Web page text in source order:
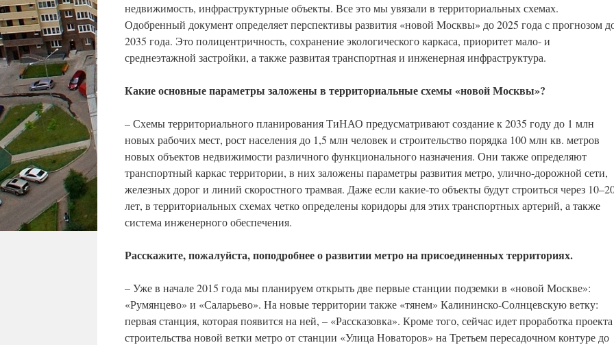
недвижимость, инфраструктурные объекты. Все это мы увязали в территориальных схемах.
Одобренный документ определяет перспективы развития «новой Москвы» до 2025 года с прогнозом
2035 года. Это полицентричность, сохранение экологического каркаса, приоритет мало- и
среднеэтажной застройки, а также развитая транспортная и инженерная инфраструктура.
Какие основные параметры заложены в территориальные схемы «новой Москвы»?
– Схемы территориального планирования ТиНАО предусматривают создание к 2035 году до 1 млн
новых рабочих мест, рост населения до 1,5 млн человек и строительство порядка 100 млн кв. метров
новых объектов недвижимости различного функционального назначения. Они также определяют
транспортный каркас территории, в них заложены параметры развития метро, улично-дорожной сети,
железных дорог и линий скоростного трамвая. Даже если какие-то объекты будут строиться через
лет, в территориальных схемах четко определены коридоры для этих транспортных артерий, а также
система инженерного обеспечения.
Расскажите, пожалуйста, поподробнее о развитии метро на присоединенных территориях.
– Уже в начале 2015 года мы планируем открыть две первые станции подземки в «новой Москве»:
«Румянцево» и «Саларьево». На новые территории также «тянем» Калининско-Солнцевскую ветку:
первая станция, которая появится на ней, – «Рассказовка». Кроме того, сейчас идет проработка проекта
строительства новой ветки метро от станции «Улица Новаторов» на Третьем пересадочном контуре до